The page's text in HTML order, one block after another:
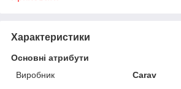
Характеристики
Основні атрибути
Виробник
Carav